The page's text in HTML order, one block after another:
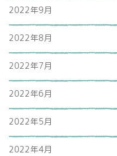
2022年9月
2022年8月
2022年7月
2022年6月
2022年5月
2022年4月